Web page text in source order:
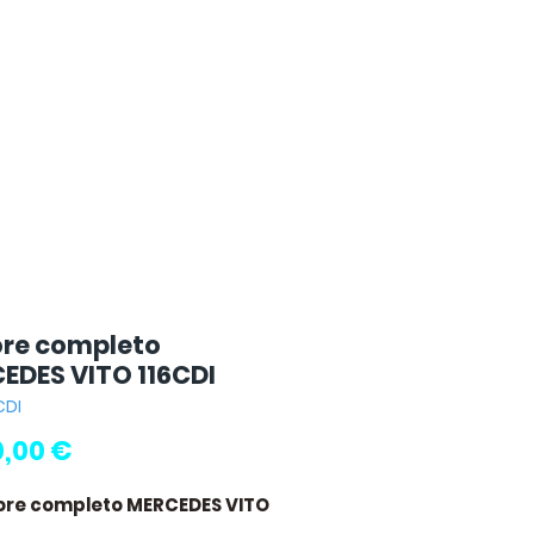
completo
VITO 116CDI
€
completo MERCEDES VITO